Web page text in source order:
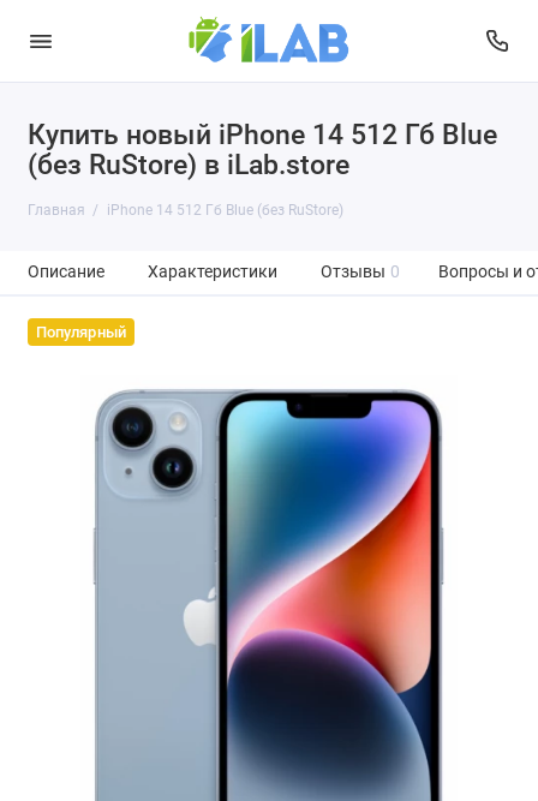
Купить новый iPhone 14 512 Гб Blue
(без RuStore) в iLab.store
Главная iPhone 14 512 Гб Blue (без RuStore)
Описание Характеристики Отзывы 0 Вопросы и
Популярный